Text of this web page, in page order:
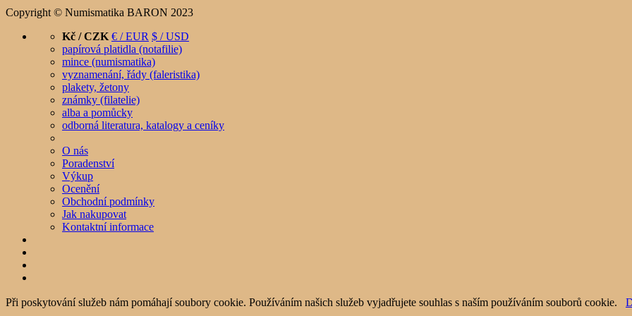
Copyright © Numismatika BARON 2023
Kč / CZK € / EUR $ / USD
papírová platidla (notafilie)
mince (numismatika)
vyznamenání, řády (faleristika)
plakety, žetony
známky (filatelie)
alba a pomůcky
odborná literatura, katalogy a ceníky
O nás
Poradenství
Výkup
Ocenění
Obchodní podmínky
Jak nakupovat
Kontaktní informace
Při poskytování služeb nám pomáhají soubory cookie. Používáním našich služeb vyjadřujete souhlas s naším používáním souborů cookie.